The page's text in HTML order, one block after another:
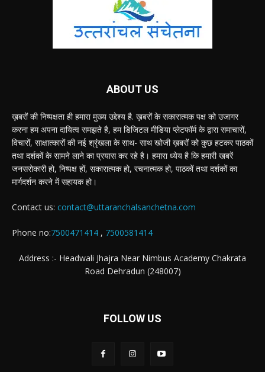
ABOUT US
ख़बरों की निष्पक्षता ही हमारा मुख्य उद्देश्य है. ख़बरों के सकारात्मक पक्ष को उजागर
करना हम अपना दायित्व समझते है, हम डिजिटल मीडिया प्लेटफॉर्म के द्वारा समाचारों,
विचारों, साक्षात्कारों की नई श्रृंखला के साथ- साथ खोजी ख़बरों को कुछ हटकर पाठकों
तथा दर्शकों के सामने लाने का प्रयास कर रहे है। हमारा ध्येय है कि हमारी खबरें
जनसरोकारी हो, निष्पक्ष हों, सकारात्मक हो, रचनात्मक हो, पाठकों तथा दर्शकों का
मार्गदर्शन करने में सहायक हो।
Contact us: contact@uttaranchalsanchetna.com
Phone no:7500471414 , 7500581414
Address :- Headwali Jhajra Near Nimbus Academy Chakrata
Road Dehradun (248007)
FOLLOW US